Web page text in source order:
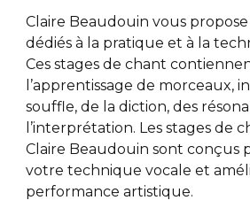
Claire Beaudouin vous
dédiés à la pratique et à la
Ces stages de chant
l’apprentissage de morceaux,
souffle, de la diction, des
l’interprétation. Les stages de
Claire Beaudouin sont conçus
votre technique vocale et
performance artistique.